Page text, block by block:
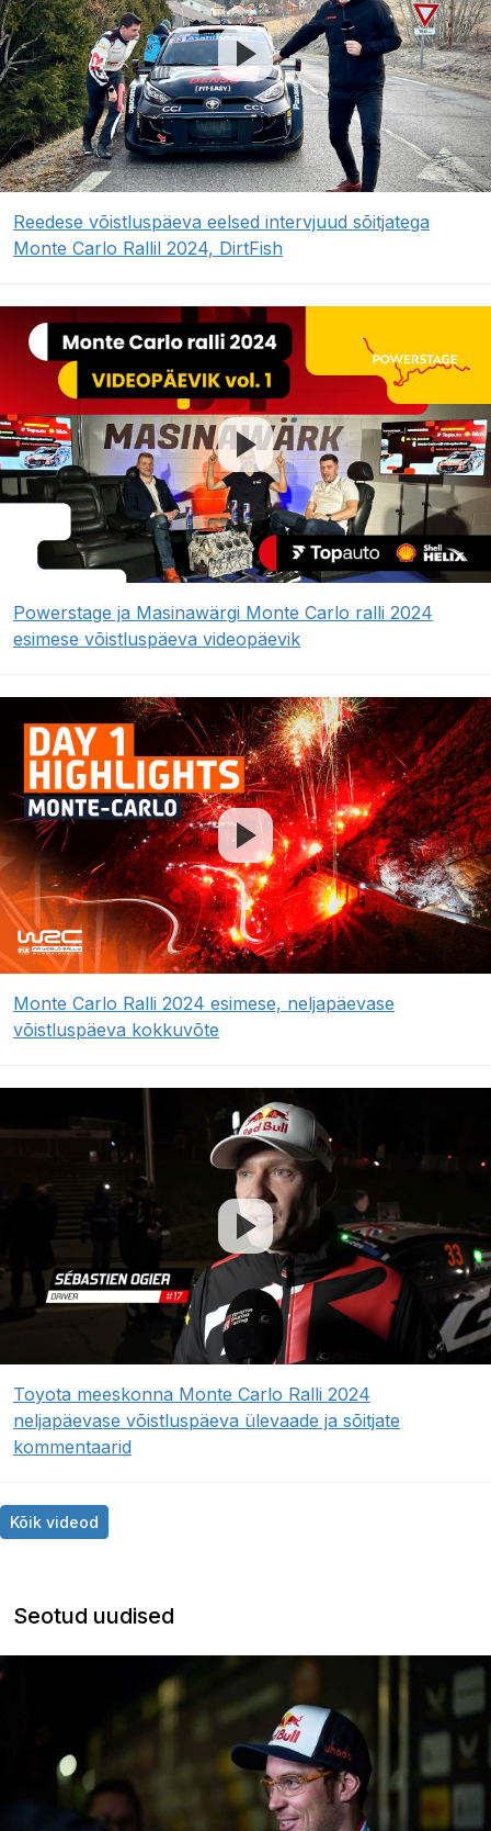
Reedese võistluspäeva eelsed intervjuud sõitjatega
Monte Carlo Rallil 2024, DirtFish
Powerstage ja Masinawärgi Monte Carlo ralli 2024
esimese võistluspäeva videopäevik
Monte Carlo Ralli 2024 esimese, neljapäevase
võistluspäeva kokkuvõte
Toyota meeskonna Monte Carlo Ralli 2024
neljapäevase võistluspäeva ülevaade ja sõitjate
kommentaarid
Kõik videod
Seotud uudised